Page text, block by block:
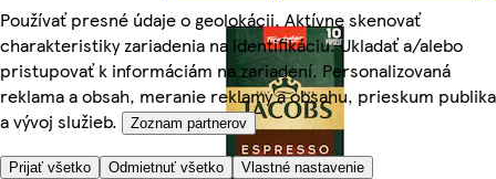
Používať presné údaje o geolokácii. Aktívne skenovať
charakteristiky zariadenia na identifikáciu. Ukladať a/alebo
pristupovať k informáciám na zariadení. Personalizovaná
reklama a obsah, meranie reklamy a obsahu, prieskum publika
a vývoj služieb.
Zoznam partnerov
Prijať všetko Odmietnuť všetko Vlastné nastavenie